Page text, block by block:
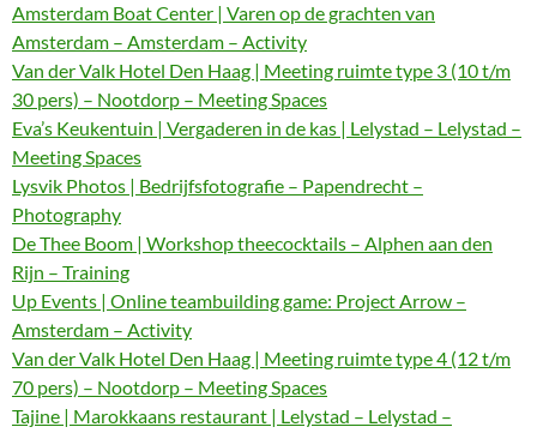
Amsterdam Boat Center | Varen op de grachten van
Amsterdam – Amsterdam – Activity
Van der Valk Hotel Den Haag | Meeting ruimte type 3 (10 t/m
30 pers) – Nootdorp – Meeting Spaces
Eva’s Keukentuin | Vergaderen in de kas | Lelystad – Lelystad –
Meeting Spaces
Lysvik Photos | Bedrijfsfotografie – Papendrecht –
Photography
De Thee Boom | Workshop theecocktails – Alphen aan den
Rijn – Training
Up Events | Online teambuilding game: Project Arrow –
Amsterdam – Activity
Van der Valk Hotel Den Haag | Meeting ruimte type 4 (12 t/m
70 pers) – Nootdorp – Meeting Spaces
Tajine | Marokkaans restaurant | Lelystad – Lelystad –